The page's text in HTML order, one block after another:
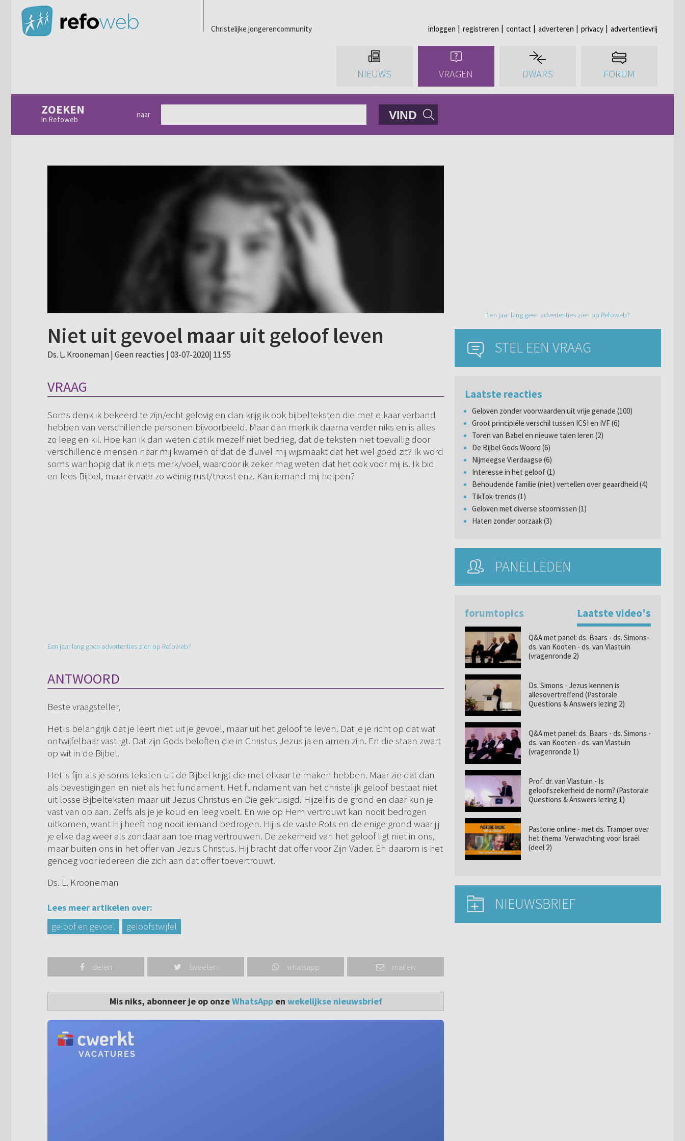
Christelijke jongerencommunity inloggen registreren contact adverteren privacy advertentievrij
NIEUWS VRAGEN DWARS FORUM
ZOEKEN
in Refoweb
naar VIND
Niet uit gevoel maar uit geloof leven
Ds. L. Krooneman | Geen reacties | 03-07-2020| 11:55
VRAAG
Soms denk ik bekeerd te zijn/echt gelovig en dan krijg ik ook bijbelteksten die met elkaar verband
hebben van verschillende personen bijvoorbeeld. Maar dan merk ik daarna verder niks en is alles
zo leeg en kil. Hoe kan ik dan weten dat ik mezelf niet bedrieg, dat de teksten niet toevallig door
verschillende mensen naar mij kwamen of dat de duivel mij wijsmaakt dat het wel goed zit? Ik word
soms wanhopig dat ik niets merk/voel, waardoor ik zeker mag weten dat het ook voor mij is. Ik bid
en lees Bijbel, maar ervaar zo weinig rust/troost enz. Kan iemand mij helpen?
Een jaar lang geen advertenties zien op Refoweb?
ANTWOORD
Beste vraagsteller,
Het is belangrijk dat je leert niet uit je gevoel, maar uit het geloof te leven. Dat je je richt op dat wat
ontwijfelbaar vastligt. Dat zijn Gods beloften die in Christus Jezus ja en amen zijn. En die staan zwart
op wit in de Bijbel.
Het is fijn als je soms teksten uit de Bijbel krijgt die met elkaar te maken hebben. Maar zie dat dan
als bevestigingen en niet als het fundament. Het fundament van het christelijk geloof bestaat niet
uit losse Bijbelteksten maar uit Jezus Christus en Die gekruisigd. Hijzelf is de grond en daar kun je
vast van op aan. Zelfs als je je koud en leeg voelt. En wie op Hem vertrouwt kan nooit bedrogen
uitkomen, want Hij heeft nog nooit iemand bedrogen. Hij is de vaste Rots en de enige grond waar jij
je elke dag weer als zondaar aan toe mag vertrouwen. De zekerheid van het geloof ligt niet in ons,
maar buiten ons in het offer van Jezus Christus. Hij bracht dat offer voor Zijn Vader. En daarom is het
genoeg voor iedereen die zich aan dat offer toevertrouwt.
Ds. L. Krooneman
Lees meer artikelen over:
geloof en gevoel
geloofstwijfel
delen tweeten whatsapp mailen
Mis niks, abonneer je op onzeWhatsAppen wekelijkse nieuwsbrief
Een jaar lang geen advertenties zien op Refoweb?
STEL EEN VRAAG
Laatste reacties
Geloven zonder voorwaarden uit vrije genade (100)
Groot principiële verschil tussen ICSI en IVF (6)
Toren van Babel en nieuwe talen leren (2)
De Bijbel Gods Woord (6)
Nijmeegse Vierdaagse (6)
Interesse in het geloof (1)
Behoudende familie (niet) vertellen over geaardheid (4)
TikTok-trends (1)
Geloven met diverse stoornissen (1)
Haten zonder oorzaak (3)
PANELLEDEN
forumtopics Laatste video's
Q&A met panel: ds. Baars - ds. Simons-
ds. van Kooten - ds. van Vlastuin
(vragenronde 2)
Ds. Simons - Jezus kennen is
allesovertreffend (Pastorale
Questions & Answers lezing 2)
Q&A met panel: ds. Baars - ds. Simons -
ds. van Kooten - ds. van Vlastuin
(vragenronde 1)
Prof. dr. van Vlastuin - Is
geloofszekerheid de norm? (Pastorale
Questions & Answers lezing 1)
Pastorie online - met ds. Tramper over
het thema 'Verwachting voor Israël
(deel 2)
NIEUWSBRIEF